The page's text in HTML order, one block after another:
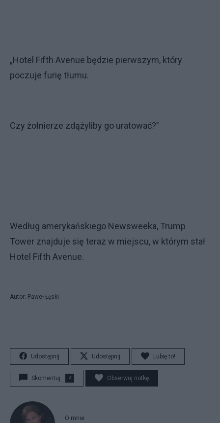
„Hotel Fifth Avenue będzie pierwszym, który
poczuje furię tłumu.
Czy żołnierze zdążyliby go uratować?"
Według amerykańskiego Newsweeka, Trump
Tower znajduje się teraz w miejscu, w którym stał
Hotel Fifth Avenue.
Autor: Paweł Łęski
Udostępnij Udostępnij Lubię to!
Skomentuj 4 Obserwuj notkę
O mnie